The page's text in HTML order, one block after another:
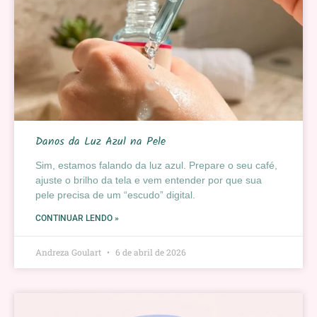
Danos da Luz Azul na Pele
Sim, estamos falando da luz azul. Prepare o seu café,
ajuste o brilho da tela e vem entender por que sua
pele precisa de um “escudo” digital.
CONTINUAR LENDO »
Andreza Goulart 6 de abril de 2026